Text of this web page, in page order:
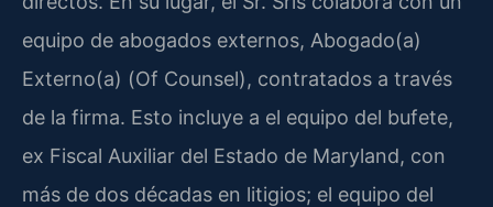
equipo de abogados externos, Abogado(a)
Externo(a) (Of Counsel), contratados a través
de la firma. Esto incluye a el equipo del bufete,
ex Fiscal Auxiliar del Estado de Maryland, con
más de dos décadas en litigios; el equipo del